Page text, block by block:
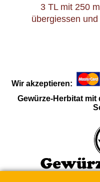
3 TL mit 250
übergiessen
Wir akzeptieren:
Gewürze-Herbitat mit